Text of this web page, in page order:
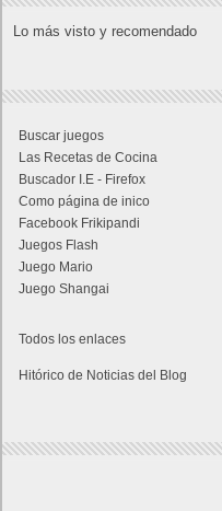
Lo más visto y recomendado
Buscar juegos
Las Recetas de Cocina
Buscador I.E - Firefox
Como página de inico
Facebook Frikipandi
Juegos Flash
Juego Mario
Juego Shangai
Todos los enlaces
Hitórico de Noticias del Blog